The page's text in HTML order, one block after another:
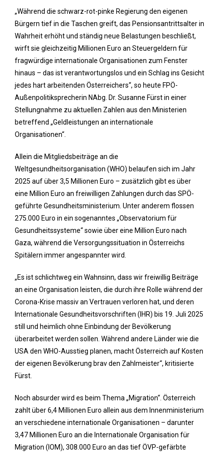
„Während die schwarz-rot-pinke Regierung den eigenen
Bürgern tief in die Taschen greift, das Pensionsantrittsalter in
Wahrheit erhöht und ständig neue Belastungen beschließt,
wirft sie gleichzeitig Millionen Euro an Steuergeldern für
fragwürdige internationale Organisationen zum Fenster
hinaus – das ist verantwortungslos und ein Schlag ins Gesicht
jedes hart arbeitenden Österreichers“, so heute FPÖ-
Außenpolitiksprecherin NAbg. Dr. Susanne Fürst in einer
Stellungnahme zu aktuellen Zahlen aus den Ministerien
betreffend „Geldleistungen an internationale
Organisationen“.
Allein die Mitgliedsbeiträge an die
Weltgesundheitsorganisation (WHO) belaufen sich im Jahr
2025 auf über 3,5 Millionen Euro – zusätzlich gibt es über
eine Million Euro an freiwilligen Zahlungen durch das SPÖ-
geführte Gesundheitsministerium. Unter anderem flossen
275.000 Euro in ein sogenanntes „Observatorium für
Gesundheitssysteme“ sowie über eine Million Euro nach
Gaza, während die Versorgungssituation in Österreichs
Spitälern immer angespannter wird.
„Es ist schlichtweg ein Wahnsinn, dass wir freiwillig Beiträge
an eine Organisation leisten, die durch ihre Rolle während der
Corona-Krise massiv an Vertrauen verloren hat, und deren
Internationale Gesundheitsvorschriften (IHR) bis 19. Juli 2025
still und heimlich ohne Einbindung der Bevölkerung
überarbeitet werden sollen. Während andere Länder wie die
USA den WHO-Ausstieg planen, macht Österreich auf Kosten
der eigenen Bevölkerung brav den Zahlmeister“, kritisierte
Fürst.
Noch absurder wird es beim Thema „Migration“. Österreich
zahlt über 6,4 Millionen Euro allein aus dem Innenministerium
an verschiedene internationale Organisationen – darunter
3,47 Millionen Euro an die Internationale Organisation für
Migration (IOM), 308.000 Euro an das tief ÖVP-gefärbte